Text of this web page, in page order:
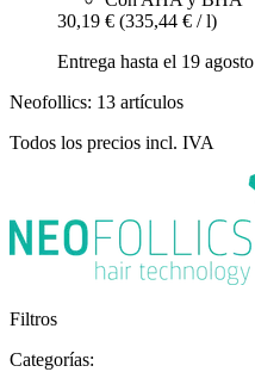
30,19 € (335,44 € / l)
Entrega hasta el 19 agosto
Neofollics: 13 artículos
Todos los precios incl. IVA
Filtros
Categorías: